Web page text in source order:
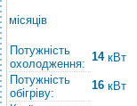
місяців
Потужність
охолодження:
14кВт
Потужність
обігріву:
16 кВт